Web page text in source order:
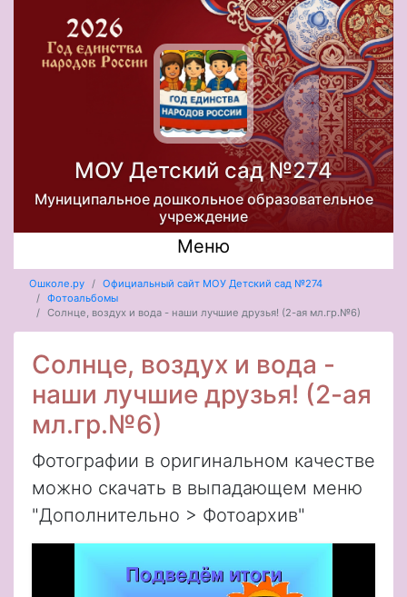
МОУ Детский сад №274
Муниципальное дошкольное образовательное
учреждение
Меню
Ошколе.ру
Официальный сайт МОУ Детский сад №274
Фотоальбомы
Солнце, воздух и вода - наши лучшие друзья! (2-ая мл.гр.№6)
Солнце, воздух и вода -
наши лучшие друзья! (2-ая
мл.гр.№6)
Фотографии в оригинальном качестве
можно скачать в выпадающем меню
"Дополнительно > Фотоархив"